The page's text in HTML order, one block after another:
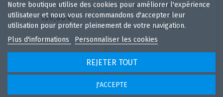
ACCU/LEVEL
150,00 €
RECON 34MM RIGIDE,
FIXE
115,00 €
Notre boutique utilise des cookies pour améliorer l'expérience
utilisateur et nous vous recommandons d'accepter leur
utilisation pour profiter pleinement de votre navigation.
Plus d'informations
Personnaliser les cookies
REJETER TOUT
J'ACCEPTE